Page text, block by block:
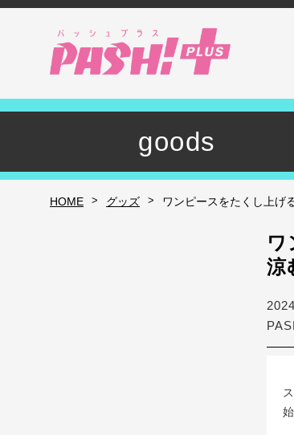
goods
HOME > グッズ > ワンピースをたくし上げ
涼